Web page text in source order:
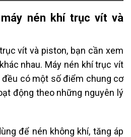
nén khí trục vít và
vít và piston, bạn cần xem
nhau. Máy nén khí trục vít
đều có một số điểm chung cơ
động theo những nguyên lý
để nén không khí, tăng áp